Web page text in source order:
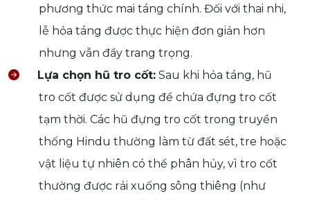
phương thức mai táng chính. Đối với thai nhi,
lễ hỏa táng được thực hiện đơn giản hơn
nhưng vẫn đầy trang trọng.
Lựa chọn hũ tro cốt: Sau khi hỏa táng, hũ
tro cốt được sử dụng để chứa đựng tro cốt
tạm thời. Các hũ đựng tro cốt trong truyền
thống Hindu thường làm từ đất sét, tre hoặc
vật liệu tự nhiên có thể phân hủy, vì tro cốt
thường được rải xuống sông thiêng (như